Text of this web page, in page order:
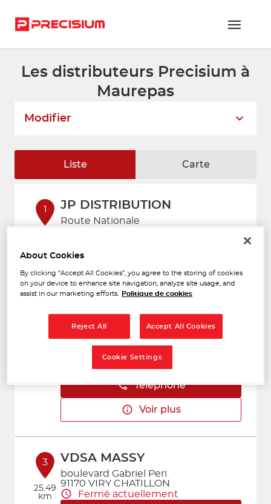
RÉSEAU PRECISIUM
NOUS REJOINDRE
CONTACTEZ-NOUS
Les distributeurs Precisium à
Maurepas
Modifier
Liste Carte
1 JP DISTRIBUTION
Route Nationale
Voir plus
SAS 78
16 AV P VAILLANT COUTURIER
78190 TRAPPES
Fermé actuellement
Téléphone
Voir plus
3
25.49
km
VDSA MASSY
boulevard Gabriel Peri
91170 VIRY CHATILLON
Fermé actuellement
About Cookies
By clicking “Accept All Cookies”, you agree to the storing of cookies
on your device to enhance site navigation, analyze site usage, and
assist in our marketing efforts.
Politique de cookies
Reject All Accept All Cookies
Cookie Settings